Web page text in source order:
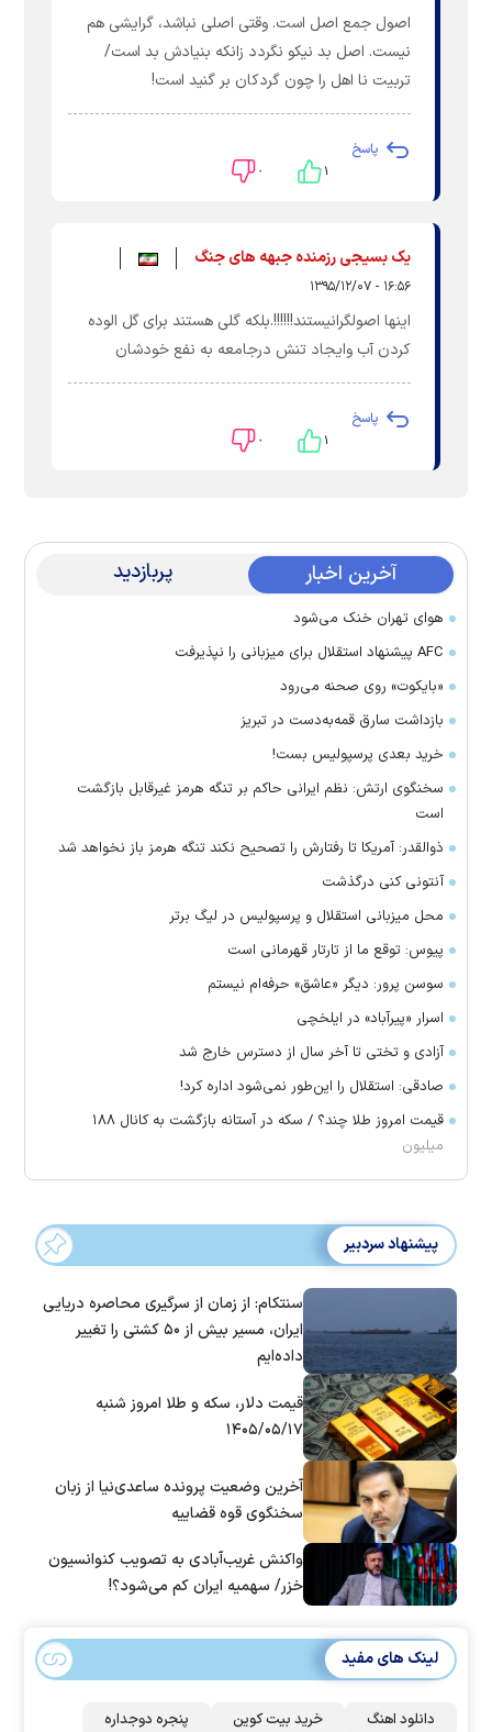
اصول جمع اصل است. وقتی اصلی نباشد، گرایشی هم
نیست. اصل بد نیکو نگردد زانکه بنیادش بد است/
تربیت نا اهل را چون گردکان بر گنید است!
پاسخ
۱ ۰
یک بسیجی رزمنده جبهه های جنگ
۱۶:۵۶ - ۱۳۹۵/۱۲/۰۷
اینها اصولگرانیستند!!!!!!.بلکه گلی هستند برای گل الوده
کردن آب وایجاد تنش درجامعه به نفع خودشان
پاسخ
۱ ۰
آخرین اخبار پربازدید
هوای تهران خنک می‌شود
AFC پیشنهاد استقلال برای میزبانی را نپذیرفت
«بایکوت» روی صحنه می‌رود
بازداشت سارق قمه‌به‌دست در تبریز
خرید بعدی پرسپولیس بست!
سخنگوی ارتش: نظم ایرانی حاکم بر تنگه هرمز غیرقابل بازگشت
است
ذوالقدر: آمریکا تا رفتارش را تصحیح نکند تنگه هرمز باز نخواهد شد
آنتونی کنی درگذشت
محل میزبانی استقلال و پرسپولیس در لیگ برتر
پیوس: توقع ما از تارتار قهرمانی است
سوسن پرور: دیگر «عاشق» حرفه‌ام نیستم
اسرار «پیرآباد» در ایلخچی
آزادی و تختی تا آخر سال از دسترس خارج شد
صادقی: استقلال را این‌طور نمی‌شود اداره کرد!
قیمت امروز طلا چند؟ / سکه در آستانه بازگشت به کانال ۱۸۸
میلیون
پیشنهاد سردبیر
سنتکام: از زمان از سرگیری محاصره دریایی
ایران، مسیر بیش از ۵۰ کشتی را تغییر
داده‌ایم
قیمت دلار، سکه و طلا امروز شنبه
۱۴۰۵/۰۵/۱۷
آخرین وضعیت پرونده ساعدی‌نیا از زبان
سخنگوی قوه قضاییه
واکنش غریب‌آبادی به تصویب کنوانسیون
خزر/ سهمیه ایران کم می‌شود؟!
لینک های مفید
دانلود اهنگ خرید بیت کوین پنجره دوجداره